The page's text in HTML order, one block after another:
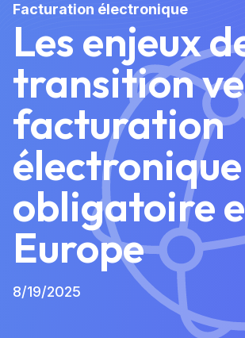
Facturation électronique
Les enjeux
transition
facturation
électronique
obligatoire
Europe
8/19/2025